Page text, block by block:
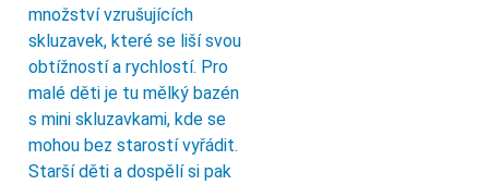
množství vzrušujících
skluzavek, které se liší svou
obtížností a rychlostí. Pro
malé děti je tu mělký bazén
s mini skluzavkami, kde se
mohou bez starostí vyřádit.
Starší děti a dospělí si pak